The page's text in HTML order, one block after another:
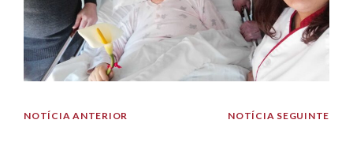
NOTÍCIA ANTERIOR NOTÍCIA SEGUINTE